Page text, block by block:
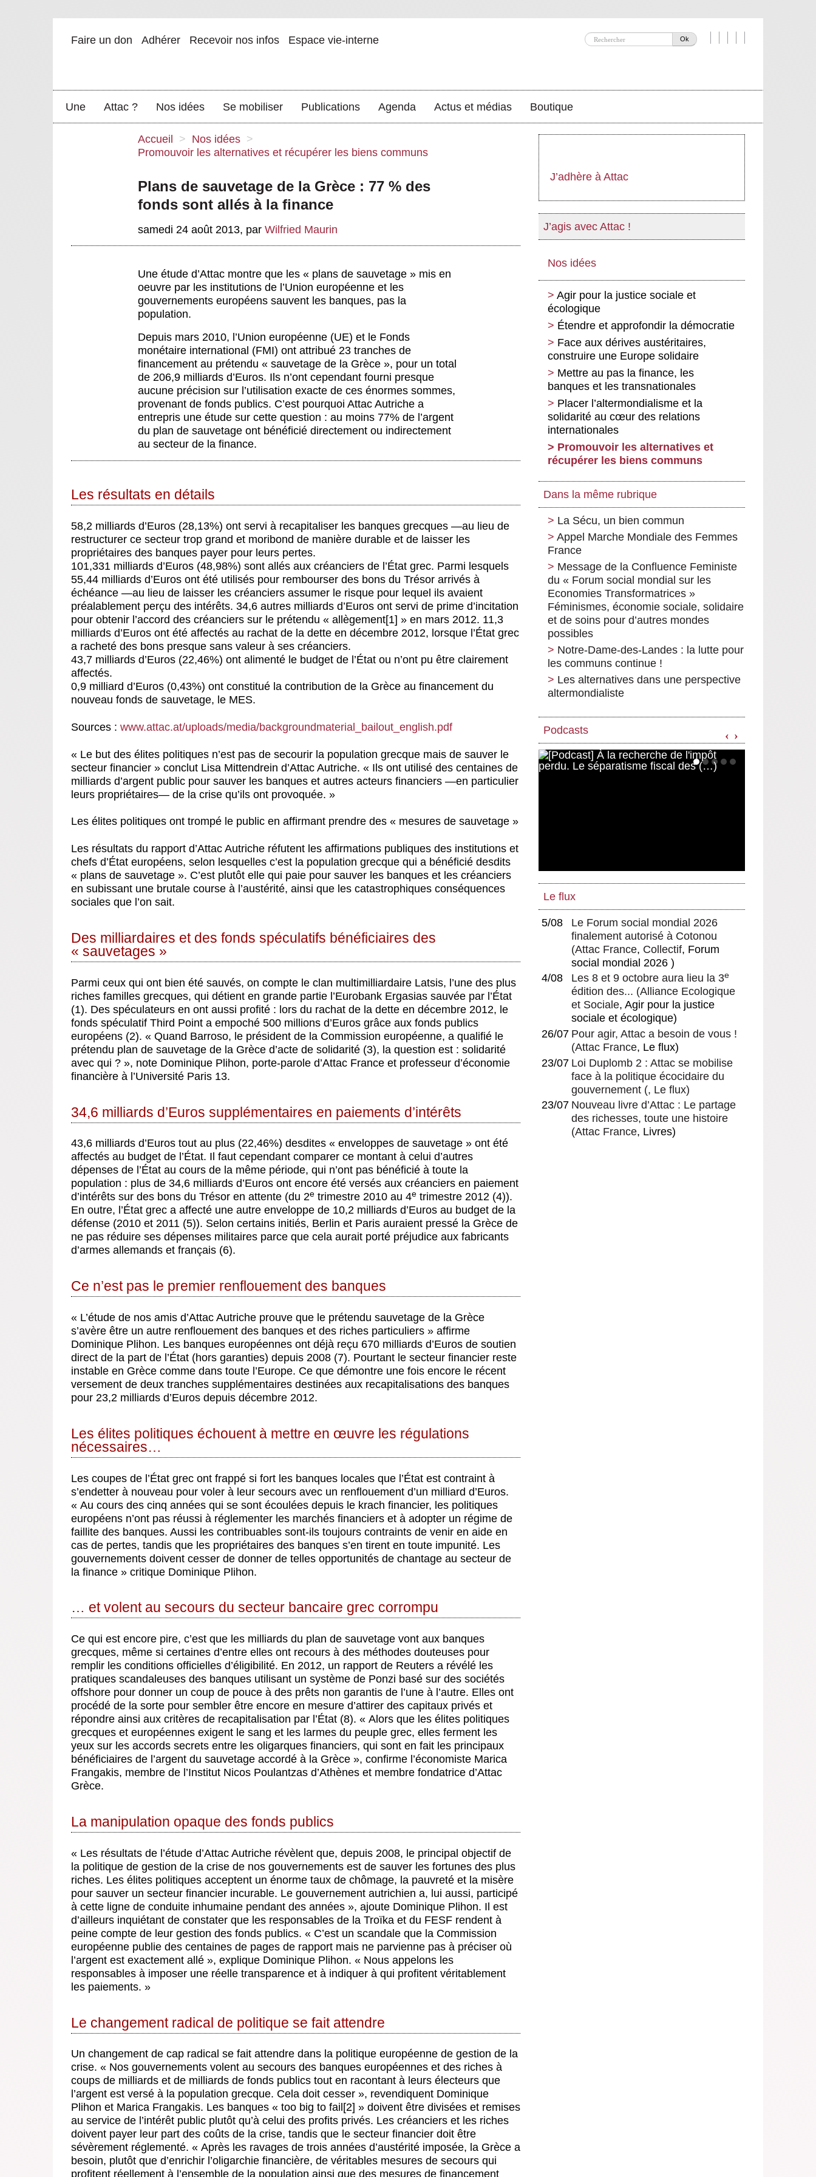
Ok
Faire un don Adhérer Recevoir nos infos Espace vie-interne
Une Attac ? Nos idées Se mobiliser Publications Agenda Actus et médias Boutique
Accueil > Nos idées >
Promouvoir les alternatives et récupérer les biens communs
Plans de sauvetage de la Grèce : 77 % des
fonds sont allés à la finance
samedi 24 août 2013, par Wilfried Maurin
Une étude d’Attac montre que les « plans de sauvetage » mis en
oeuvre par les institutions de l’Union européenne et les
gouvernements européens sauvent les banques, pas la
population.
Depuis mars 2010, l’Union européenne (UE) et le Fonds
monétaire international (FMI) ont attribué 23 tranches de
financement au prétendu « sauvetage de la Grèce », pour un total
de 206,9 milliards d’Euros. Ils n’ont cependant fourni presque
aucune précision sur l’utilisation exacte de ces énormes sommes,
provenant de fonds publics. C’est pourquoi Attac Autriche a
entrepris une étude sur cette question : au moins 77% de l’argent
du plan de sauvetage ont bénéficié directement ou indirectement
au secteur de la finance.
Les résultats en détails
58,2 milliards d’Euros (28,13%) ont servi à recapitaliser les banques grecques —au lieu de
restructurer ce secteur trop grand et moribond de manière durable et de laisser les
propriétaires des banques payer pour leurs pertes.
101,331 milliards d’Euros (48,98%) sont allés aux créanciers de l’État grec. Parmi lesquels
55,44 milliards d’Euros ont été utilisés pour rembourser des bons du Trésor arrivés à
échéance —au lieu de laisser les créanciers assumer le risque pour lequel ils avaient
préalablement perçu des intérêts. 34,6 autres milliards d’Euros ont servi de prime d’incitation
pour obtenir l’accord des créanciers sur le prétendu « allègement[1] » en mars 2012. 11,3
milliards d’Euros ont été affectés au rachat de la dette en décembre 2012, lorsque l’État grec
a racheté des bons presque sans valeur à ses créanciers.
43,7 milliards d’Euros (22,46%) ont alimenté le budget de l’État ou n’ont pu être clairement
affectés.
0,9 milliard d’Euros (0,43%) ont constitué la contribution de la Grèce au financement du
nouveau fonds de sauvetage, le MES.
Sources : www.attac.at/uploads/media/backgroundmaterial_bailout_english.pdf
« Le but des élites politiques n’est pas de secourir la population grecque mais de sauver le
secteur financier » conclut Lisa Mittendrein d’Attac Autriche. « Ils ont utilisé des centaines de
milliards d’argent public pour sauver les banques et autres acteurs financiers —en particulier
leurs propriétaires— de la crise qu’ils ont provoquée. »
Les élites politiques ont trompé le public en affirmant prendre des « mesures de sauvetage »
Les résultats du rapport d’Attac Autriche réfutent les affirmations publiques des institutions et
chefs d’État européens, selon lesquelles c’est la population grecque qui a bénéficié desdits
« plans de sauvetage ». C’est plutôt elle qui paie pour sauver les banques et les créanciers
en subissant une brutale course à l’austérité, ainsi que les catastrophiques conséquences
sociales que l’on sait.
Des milliardaires et des fonds spéculatifs bénéficiaires des
« sauvetages »
Parmi ceux qui ont bien été sauvés, on compte le clan multimilliardaire Latsis, l’une des plus
riches familles grecques, qui détient en grande partie l’Eurobank Ergasias sauvée par l’État
(1). Des spéculateurs en ont aussi profité : lors du rachat de la dette en décembre 2012, le
fonds spéculatif Third Point a empoché 500 millions d’Euros grâce aux fonds publics
européens (2). « Quand Barroso, le président de la Commission européenne, a qualifié le
prétendu plan de sauvetage de la Grèce d’acte de solidarité (3), la question est : solidarité
avec qui ? », note Dominique Plihon, porte-parole d’Attac France et professeur d’économie
financière à l’Université Paris 13.
34,6 milliards d’Euros supplémentaires en paiements d’intérêts
43,6 milliards d’Euros tout au plus (22,46%) desdites « enveloppes de sauvetage » ont été
affectés au budget de l’État. Il faut cependant comparer ce montant à celui d’autres
dépenses de l’État au cours de la même période, qui n’ont pas bénéficié à toute la
population : plus de 34,6 milliards d’Euros ont encore été versés aux créanciers en paiement
d’intérêts sur des bons du Trésor en attente (du 2e trimestre 2010 au 4e trimestre 2012 (4)).
En outre, l’État grec a affecté une autre enveloppe de 10,2 milliards d’Euros au budget de la
défense (2010 et 2011 (5)). Selon certains initiés, Berlin et Paris auraient pressé la Grèce de
ne pas réduire ses dépenses militaires parce que cela aurait porté préjudice aux fabricants
d’armes allemands et français (6).
Ce n’est pas le premier renflouement des banques
« L’étude de nos amis d’Attac Autriche prouve que le prétendu sauvetage de la Grèce
s’avère être un autre renflouement des banques et des riches particuliers » affirme
Dominique Plihon. Les banques européennes ont déjà reçu 670 milliards d’Euros de soutien
direct de la part de l’État (hors garanties) depuis 2008 (7). Pourtant le secteur financier reste
instable en Grèce comme dans toute l’Europe. Ce que démontre une fois encore le récent
versement de deux tranches supplémentaires destinées aux recapitalisations des banques
pour 23,2 milliards d’Euros depuis décembre 2012.
Les élites politiques échouent à mettre en œuvre les régulations
nécessaires…
Les coupes de l’État grec ont frappé si fort les banques locales que l’État est contraint à
s’endetter à nouveau pour voler à leur secours avec un renflouement d’un milliard d’Euros.
« Au cours des cinq années qui se sont écoulées depuis le krach financier, les politiques
européens n’ont pas réussi à réglementer les marchés financiers et à adopter un régime de
faillite des banques. Aussi les contribuables sont-ils toujours contraints de venir en aide en
cas de pertes, tandis que les propriétaires des banques s’en tirent en toute impunité. Les
gouvernements doivent cesser de donner de telles opportunités de chantage au secteur de
la finance » critique Dominique Plihon.
… et volent au secours du secteur bancaire grec corrompu
Ce qui est encore pire, c’est que les milliards du plan de sauvetage vont aux banques
grecques, même si certaines d’entre elles ont recours à des méthodes douteuses pour
remplir les conditions officielles d’éligibilité. En 2012, un rapport de Reuters a révélé les
pratiques scandaleuses des banques utilisant un système de Ponzi basé sur des sociétés
offshore pour donner un coup de pouce à des prêts non garantis de l’une à l’autre. Elles ont
procédé de la sorte pour sembler être encore en mesure d’attirer des capitaux privés et
répondre ainsi aux critères de recapitalisation par l’État (8). « Alors que les élites politiques
grecques et européennes exigent le sang et les larmes du peuple grec, elles ferment les
yeux sur les accords secrets entre les oligarques financiers, qui sont en fait les principaux
bénéficiaires de l’argent du sauvetage accordé à la Grèce », confirme l’économiste Marica
Frangakis, membre de l’Institut Nicos Poulantzas d’Athènes et membre fondatrice d’Attac
Grèce.
La manipulation opaque des fonds publics
« Les résultats de l’étude d’Attac Autriche révèlent que, depuis 2008, le principal objectif de
la politique de gestion de la crise de nos gouvernements est de sauver les fortunes des plus
riches. Les élites politiques acceptent un énorme taux de chômage, la pauvreté et la misère
pour sauver un secteur financier incurable. Le gouvernement autrichien a, lui aussi, participé
à cette ligne de conduite inhumaine pendant des années », ajoute Dominique Plihon. Il est
d’ailleurs inquiétant de constater que les responsables de la Troïka et du FESF rendent à
peine compte de leur gestion des fonds publics. « C’est un scandale que la Commission
européenne publie des centaines de pages de rapport mais ne parvienne pas à préciser où
l’argent est exactement allé », explique Dominique Plihon. « Nous appelons les
responsables à imposer une réelle transparence et à indiquer à qui profitent véritablement
les paiements. »
Le changement radical de politique se fait attendre
Un changement de cap radical se fait attendre dans la politique européenne de gestion de la
crise. « Nos gouvernements volent au secours des banques européennes et des riches à
coups de milliards et de milliards de fonds publics tout en racontant à leurs électeurs que
l’argent est versé à la population grecque. Cela doit cesser », revendiquent Dominique
Plihon et Marica Frangakis. Les banques « too big to fail[2] » doivent être divisées et remises
au service de l’intérêt public plutôt qu’à celui des profits privés. Les créanciers et les riches
doivent payer leur part des coûts de la crise, tandis que le secteur financier doit être
sévèrement réglementé. « Après les ravages de trois années d’austérité imposée, la Grèce a
besoin, plutôt que d’enrichir l’oligarchie financière, de véritables mesures de secours qui
profitent réellement à l’ensemble de la population ainsi que des mesures de financement
J’adhère à Attac
J’agis avec Attac !
Nos idées
Agir pour la justice sociale et
écologique
Étendre et approfondir la démocratie
Face aux dérives austéritaires,
construire une Europe solidaire
Mettre au pas la finance, les
banques et les transnationales
Placer l’altermondialisme et la
solidarité au cœur des relations
internationales
Promouvoir les alternatives et
récupérer les biens communs
Dans la même rubrique
La Sécu, un bien commun
Appel Marche Mondiale des Femmes
France
Message de la Confluence Feministe
du « Forum social mondial sur les
Economies Transformatrices »
Féminismes, économie sociale, solidaire
et de soins pour d’autres mondes
possibles
Notre-Dame-des-Landes : la lutte pour
les communs continue !
Les alternatives dans une perspective
altermondialiste
Podcasts ‹ ›
Le flux
5/08
Le Forum social mondial 2026
finalement autorisé à Cotonou
(Attac France, Collectif, Forum
social mondial 2026 )
4/08
Les 8 et 9 octobre aura lieu la 3e
édition des... (Alliance Ecologique
et Sociale, Agir pour la justice
sociale et écologique)
26/07 Pour agir, Attac a besoin de vous !
(Attac France, Le flux)
23/07 Loi Duplomb 2 : Attac se mobilise
face à la politique écocidaire du
gouvernement (, Le flux)
23/07 Nouveau livre d’Attac : Le partage
des richesses, toute une histoire
(Attac France, Livres)